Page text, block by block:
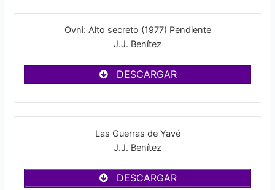
Ovni: Alto secreto (1977) Pendiente
J.J. Benítez
DESCARGAR
Las Guerras de Yavé
J.J. Benítez
DESCARGAR